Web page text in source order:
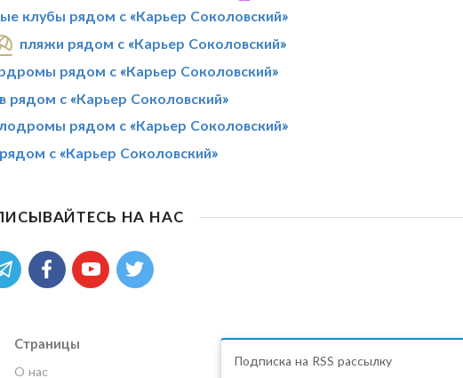
клубы рядом с «Карьер Соколовский»
пляжи рядом с «Карьер Соколовский»
рядом с «Карьер Соколовский»
рядом с «Карьер Соколовский»
рядом с «Карьер Соколовский»
с «Карьер Соколовский»
НА НАС
Страницы
О нас
Подписка на RSS рассылку